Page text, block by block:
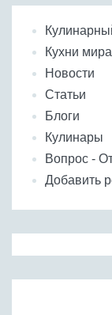
Кухни мира
Новости
Статьи
Блоги
Кулинары
Вопрос -
Добавить